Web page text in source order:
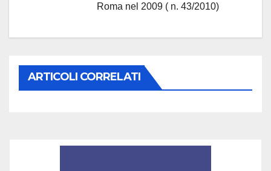
Roma nel 2009 ( n. 43/2010)
ARTICOLI CORRELATI